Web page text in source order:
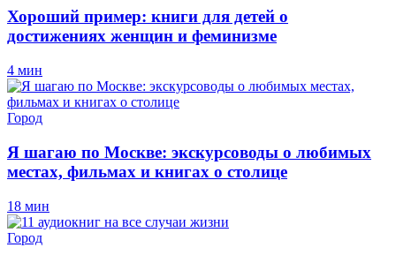
Хороший пример: книги для детей о
достижениях женщин и феминизме
4 мин
Город
Я шагаю по Москве: экскурсоводы о любимых
местах, фильмах и книгах о столице
18 мин
Город